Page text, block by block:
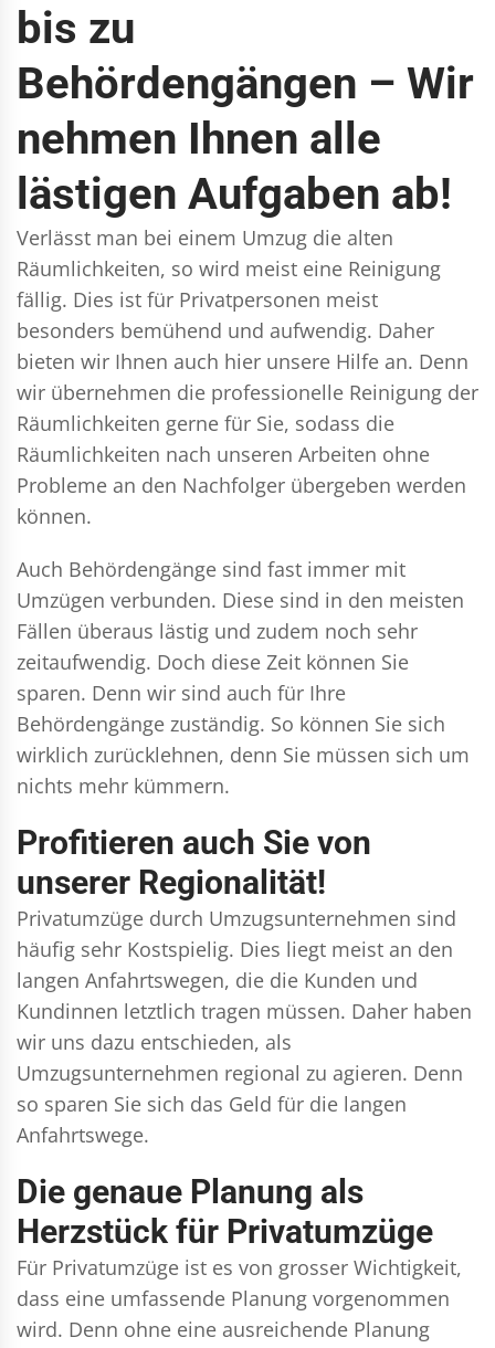
bis zu
Behördengängen – Wir
nehmen Ihnen alle
lästigen Aufgaben ab!
Verlässt man bei einem Umzug die alten
Räumlichkeiten, so wird meist eine Reinigung
fällig. Dies ist für Privatpersonen meist
besonders bemühend und aufwendig. Daher
bieten wir Ihnen auch hier unsere Hilfe an. Denn
wir übernehmen die professionelle Reinigung der
Räumlichkeiten gerne für Sie, sodass die
Räumlichkeiten nach unseren Arbeiten ohne
Probleme an den Nachfolger übergeben werden
können.
Auch Behördengänge sind fast immer mit
Umzügen verbunden. Diese sind in den meisten
Fällen überaus lästig und zudem noch sehr
zeitaufwendig. Doch diese Zeit können Sie
sparen. Denn wir sind auch für Ihre
Behördengänge zuständig. So können Sie sich
wirklich zurücklehnen, denn Sie müssen sich um
nichts mehr kümmern.
Profitieren auch Sie von
unserer Regionalität!
Privatumzüge durch Umzugsunternehmen sind
häufig sehr Kostspielig. Dies liegt meist an den
langen Anfahrtswegen, die die Kunden und
Kundinnen letztlich tragen müssen. Daher haben
wir uns dazu entschieden, als
Umzugsunternehmen regional zu agieren. Denn
so sparen Sie sich das Geld für die langen
Anfahrtswege.
Die genaue Planung als
Herzstück für Privatumzüge
Für Privatumzüge ist es von grosser Wichtigkeit,
dass eine umfassende Planung vorgenommen
wird. Denn ohne eine ausreichende Planung